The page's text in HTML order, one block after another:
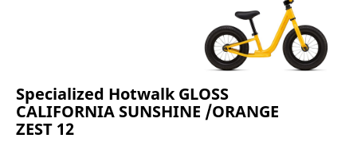
Specialized Hotwalk GLOSS
CALIFORNIA SUNSHINE /ORANGE
ZEST 12